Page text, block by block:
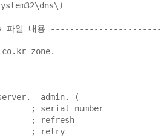
일 내용 -----------------------
zone.
admin. (